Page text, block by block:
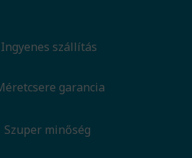
Ingyenes szállítás
garancia
Szuper minőség